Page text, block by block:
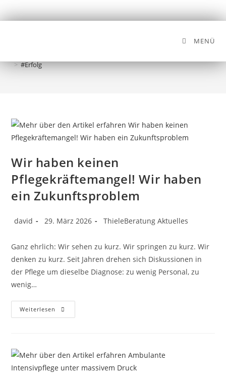
MENÜ
> #Erfolg
Wir haben keinen
Pflegekräftemangel! Wir haben
ein Zukunftsproblem
david 29. März 2026 ThieleBeratung Aktuelles
Ganz ehrlich: Wir sehen zu kurz. Wir springen zu kurz. Wir
denken zu kurz. Seit Jahren drehen sich Diskussionen in
der Pflege um dieselbe Diagnose: zu wenig Personal, zu
wenig…
Weiterlesen